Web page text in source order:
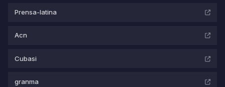
Prensa-latina
Acn
Cubasi
granma